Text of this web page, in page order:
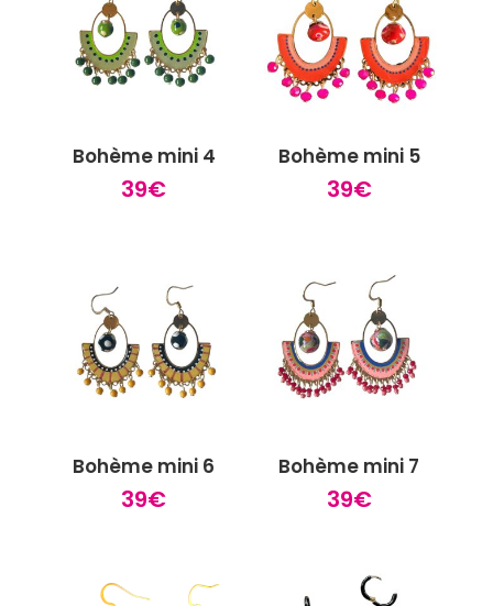
Bohème mini 4
39€
Bohème mini 5
39€
Bohème mini 6
39€
Bohème mini 7
39€